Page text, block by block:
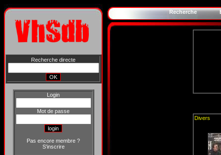
Recherche directe
Login
Mot de passe
Pas encore membre ?
S'inscrire
Recherche
Divers